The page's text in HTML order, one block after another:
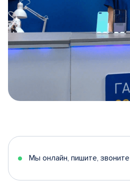
5
Мы онлайн, пишите, звоните